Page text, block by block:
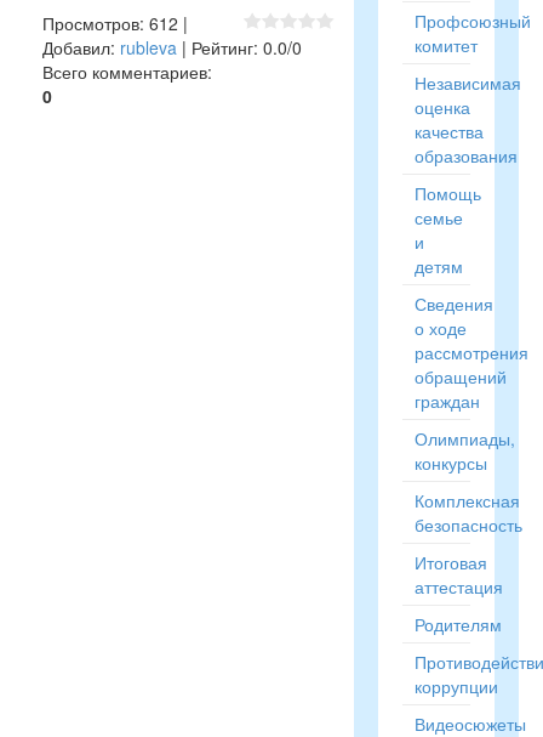
Просмотров: 612 |
Добавил: rubleva | Рейтинг: 0.0/0
Всего комментариев:
0
Профсоюзный
комитет
Независимая
оценка
качества
образования
Помощь
семье
и
детям
Сведения
о ходе
рассмотрения
обращений
граждан
Олимпиады,
конкурсы
Комплексная
безопасность
Итоговая
аттестация
Родителям
коррупции
Видеосюжеты